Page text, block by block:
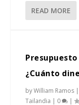
READ MORE
¿Cuánto
byWilliam Ramos |
Tailandia | 0 |